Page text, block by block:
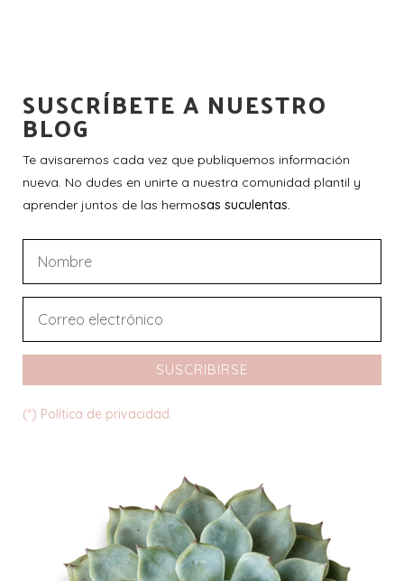
SUSCRÍBETE A NUESTRO
BLOG
Te avisaremos cada vez que publiquemos información
nueva. No dudes en unirte a nuestra comunidad plantil y
aprender juntos de las hermosas suculentas.
SUSCRIBIRSE
(*) Política de privacidad.